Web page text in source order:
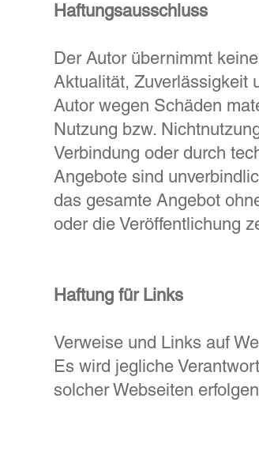
Haftungsausschluss
Der Autor übernimmt
Aktualität, Zuverlässigkeit
Autor wegen Schäden
Nutzung bzw.
Verbindung oder durch
Angebote sind
das gesamte Angebot
oder die Veröffentlichung
Haftung für Links
Verweise und Links auf
Es wird jegliche
solcher Webseiten